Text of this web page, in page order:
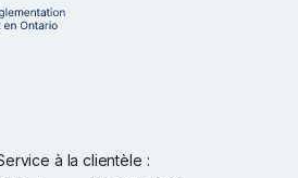
à la clientèle :